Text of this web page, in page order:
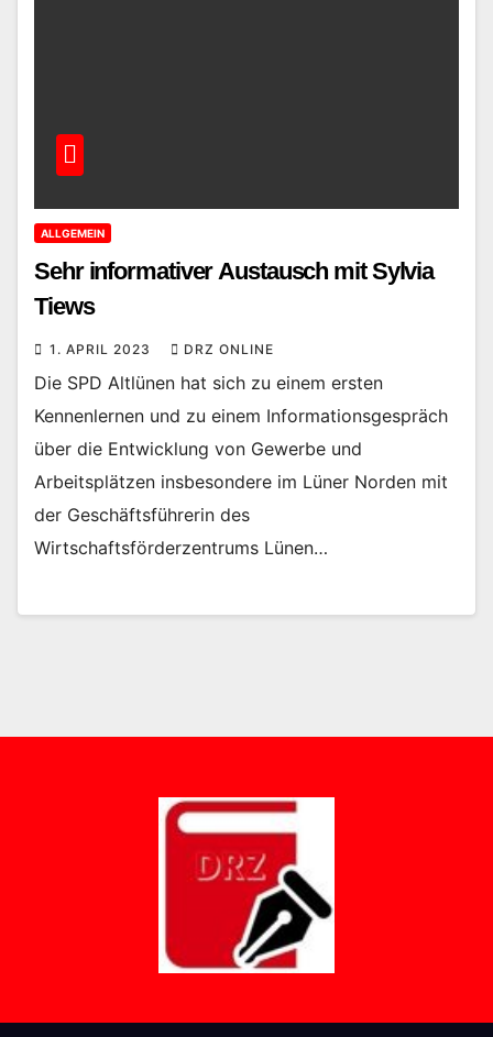
ALLGEMEIN
Sehr informativer Austausch mit Sylvia
Tiews
1. APRIL 2023 DRZ ONLINE
Die SPD Altlünen hat sich zu einem ersten
Kennenlernen und zu einem Informationsgespräch
über die Entwicklung von Gewerbe und
Arbeitsplätzen insbesondere im Lüner Norden mit
der Geschäftsführerin des
Wirtschaftsförderzentrums Lünen…